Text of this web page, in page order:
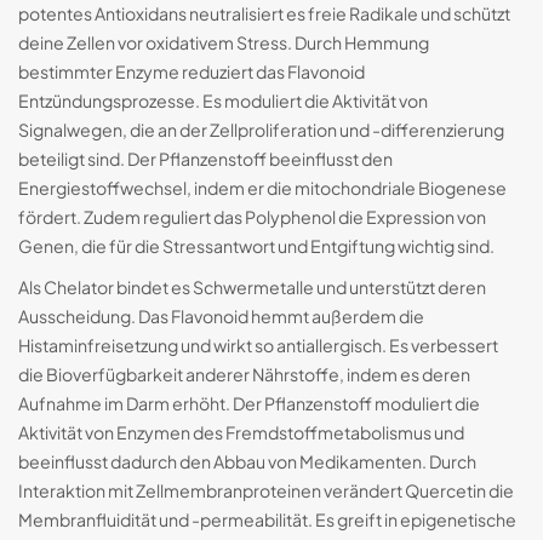
potentes Antioxidans neutralisiert es freie Radikale und schützt
deine Zellen vor oxidativem Stress. Durch Hemmung
bestimmter Enzyme reduziert das Flavonoid
Entzündungsprozesse. Es moduliert die Aktivität von
Signalwegen, die an der Zellproliferation und -differenzierung
beteiligt sind. Der Pflanzenstoff beeinflusst den
Energiestoffwechsel, indem er die mitochondriale Biogenese
fördert. Zudem reguliert das Polyphenol die Expression von
Genen, die für die Stressantwort und Entgiftung wichtig sind.
Als Chelator bindet es Schwermetalle und unterstützt deren
Ausscheidung. Das Flavonoid hemmt außerdem die
Histaminfreisetzung und wirkt so antiallergisch. Es verbessert
die Bioverfügbarkeit anderer Nährstoffe, indem es deren
Aufnahme im Darm erhöht. Der Pflanzenstoff moduliert die
Aktivität von Enzymen des Fremdstoffmetabolismus und
beeinflusst dadurch den Abbau von Medikamenten. Durch
Interaktion mit Zellmembranproteinen verändert Quercetin die
Membranfluidität und -permeabilität. Es greift in epigenetische